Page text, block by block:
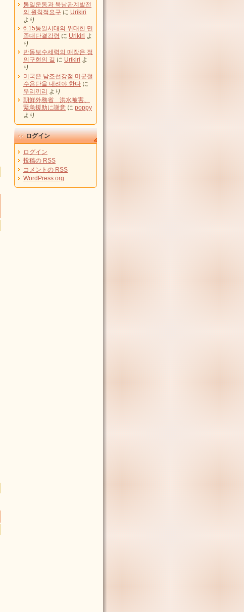
통일운동과 북남관계발전
의 원칙적요구 に Urikiri
より
6.15통일시대의 위대한 민
족대단결강령 に Urikiri よ
り
반동보수세력의 매장은 정
의구현의 길 に Urikiri よ
り
미국은 남조선강점 미군철
수용단을 내려야 한다 に
우리끼리 より
朝鮮外務省 洪水被害、
緊急援助に謝意 に poppy
より
ログイン
ログイン
投稿の RSS
コメントの RSS
WordPress.org